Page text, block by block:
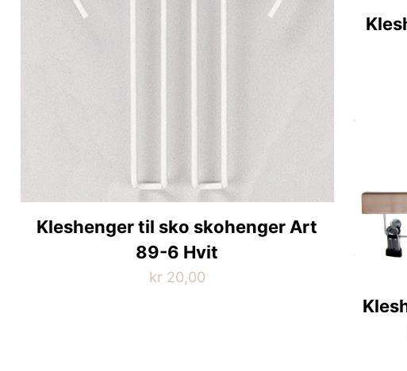
Kleshenger til sko skohenger Art
89-6 Hvit
kr 20,00